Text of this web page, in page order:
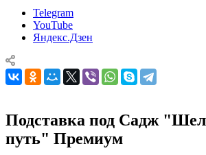
Telegram
YouTube
Яндекс.Дзен
Подставка под Садж
путь" Премиум